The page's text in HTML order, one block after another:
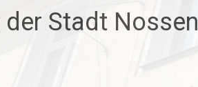
Stadt Nossen